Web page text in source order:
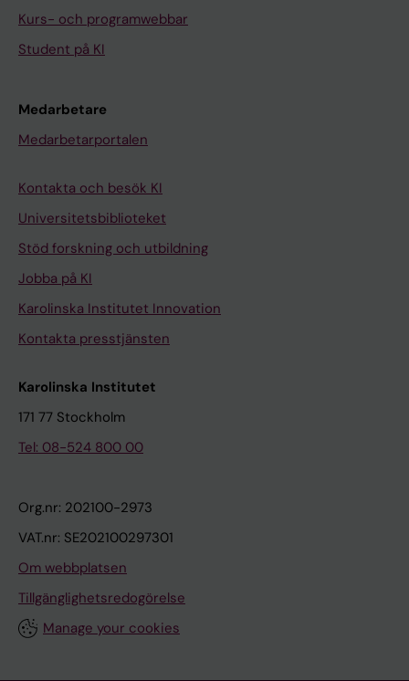
Kurs- och programwebbar
Student på KI
Medarbetare
Medarbetarportalen
Kontakta och besök KI
Universitetsbiblioteket
Stöd forskning och utbildning
Jobba på KI
Karolinska Institutet Innovation
Kontakta presstjänsten
Karolinska Institutet
171 77 Stockholm
Tel: 08-524 800 00
Org.nr: 202100-2973
VAT.nr: SE202100297301
Om webbplatsen
Tillgänglighetsredogörelse
Manage your cookies